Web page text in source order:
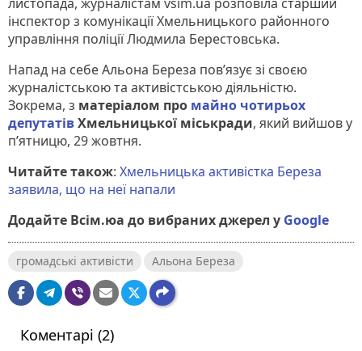
інспектор з комунікації Хмельницького районного
управління поліції Людмила Берестовська.
Напад на себе Альона Береза пов’язує зі своєю
журналістською та активістською діяльністю.
Зокрема, з матеріалом про майно чотирьох
депутатівХмельницької міськради, який вийшов у
п’ятницю, 29 жовтня.
Читайте також: Хмельницька активістка Береза
заявила, що на неї напали
Додайте Всім.юа до вибраних джерел у Google
громадські активісти Альона Береза
Коментарі (2)